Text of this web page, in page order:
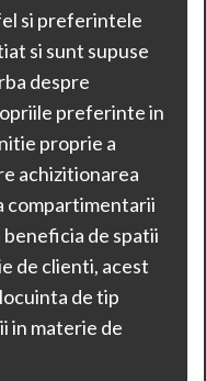
si preferintele
si sunt supuse
despre
preferinte in
proprie a
achizitionarea
compartimentarii
de spatii
de clienti, acest
de tip
in materie de